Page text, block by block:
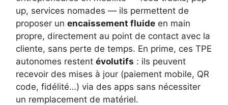
up, services nomades — ils permettent de
proposer un encaissement fluide en main
propre, directement au point de contact avec la
cliente, sans perte de temps. En prime, ces TPE
autonomes restent évolutifs : ils peuvent
recevoir des mises à jour (paiement mobile, QR
code, fidélité…) via des apps sans nécessiter
un remplacement de matériel.